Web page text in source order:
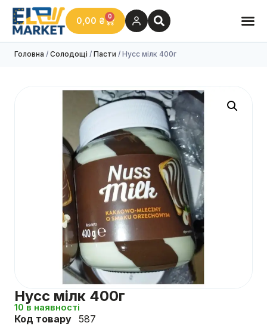
0,00 ₴ 0
Головна / Солодощі / Пасти / Нусс мілк 400г
Нусс мілк 400г
10 в наявності
Код товару 587